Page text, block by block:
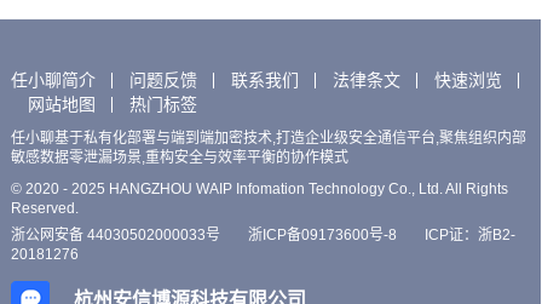
任小聊简介 问题反馈 联系我们 法律条文
快速浏览
网站地图
热门标签
任小聊基于私有化部署与端到端加密技术,打造企业级安全通信平台,聚焦组织内部
敏感数据零泄漏场景,重构安全与效率平衡的协作模式
© 2020 - 2025 HANGZHOU WAIP Infomation Technology Co., Ltd. All Rights
Reserved.
浙公网安备 44030502000033号
浙ICP备09173600号-8
ICP证：浙B2-
20181276
杭州安信博源科技有限公司